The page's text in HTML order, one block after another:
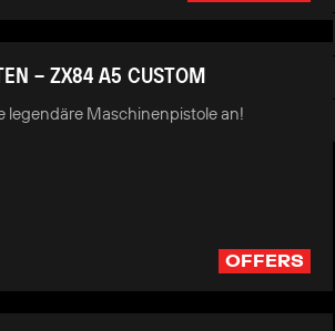
– ZX84 A5 CUSTOM
legendäre Maschinenpistole an!
OFFERS